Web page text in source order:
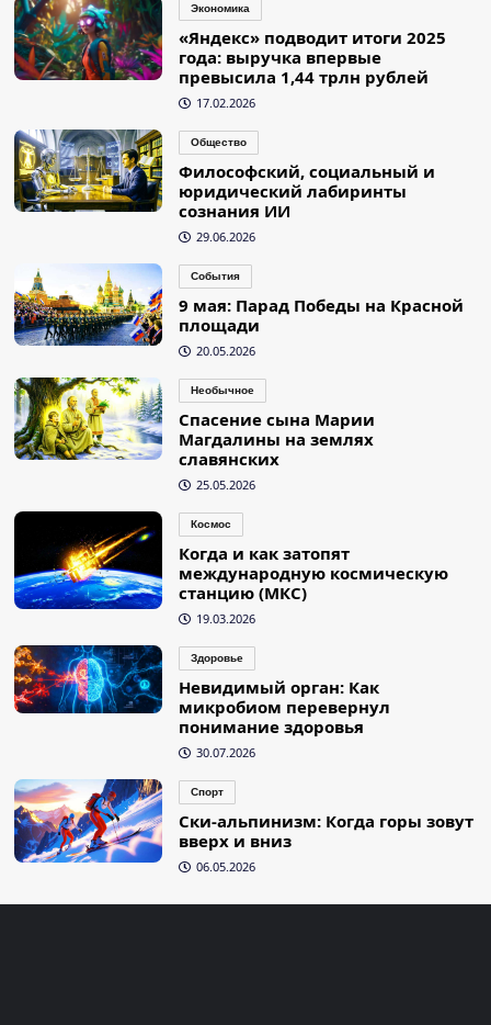
Экономика
«Яндекс» подводит итоги 2025
года: выручка впервые
превысила 1,44 трлн рублей
17.02.2026
Общество
Философский, социальный и
юридический лабиринты
сознания ИИ
29.06.2026
События
9 мая: Парад Победы на Красной
площади
20.05.2026
Необычное
Спасение сына Марии
Магдалины на землях
славянских
25.05.2026
Космос
Когда и как затопят
международную космическую
станцию (МКС)
19.03.2026
Здоровье
Невидимый орган: Как
микробиом перевернул
понимание здоровья
30.07.2026
Спорт
Ски-альпинизм: Когда горы зовут
вверх и вниз
06.05.2026